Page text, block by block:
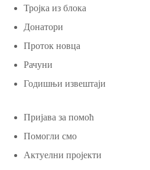
Тројка из блока
Донатори
Проток новца
Рачуни
Годишњи извештаји
Пријава за помоћ
Помогли смо
Актуелни пројекти